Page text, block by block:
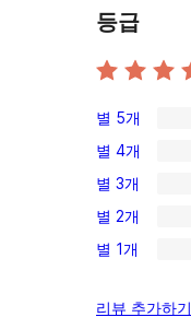
등급
76/5-
별
점
후
기
별 5개
2/4-
별
점
후
별 4개
1/3-
별
점
기
별 3개
1/2-
별
후
별 2개
0/1-
점
별 1개
리뷰 추가하기